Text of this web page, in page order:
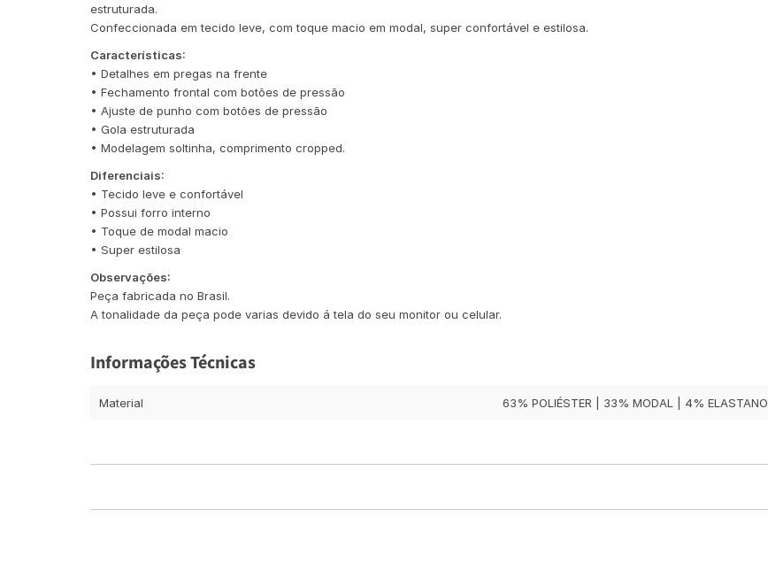
estruturada.
Confeccionada em tecido leve, com toque macio em modal, super confortável e estilosa.
Características:
• Detalhes em pregas na frente
• Fechamento frontal com botões de pressão
• Ajuste de punho com botões de pressão
• Gola estruturada
• Modelagem soltinha, comprimento cropped.
Diferenciais:
• Tecido leve e confortável
• Possui forro interno
• Toque de modal macio
• Super estilosa
Observações:
Peça fabricada no Brasil.
A tonalidade da peça pode varias devido á tela do seu monitor ou celular.
Informações Técnicas
Material 63% POLIÉSTER | 33% MODAL | 4% ELASTANO